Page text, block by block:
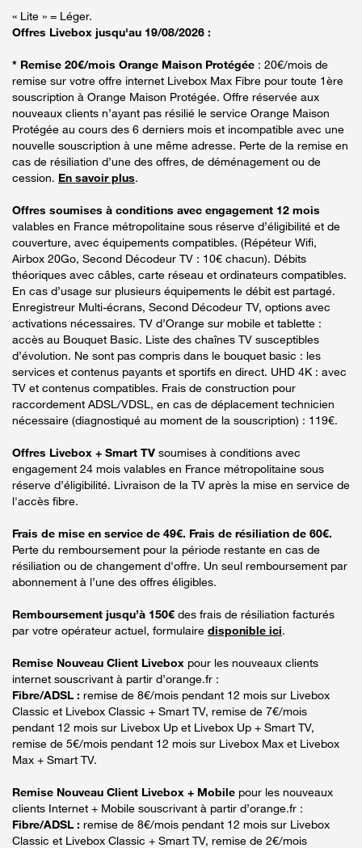
« Lite » = Léger.
Offres Livebox jusqu'au 19/08/2026 :
* Remise 20€/mois Orange Maison Protégée : 20€/mois de
remise sur votre offre internet Livebox Max Fibre pour toute 1ère
souscription à Orange Maison Protégée. Offre réservée aux
nouveaux clients n’ayant pas résilié le service Orange Maison
Protégée au cours des 6 derniers mois et incompatible avec une
nouvelle souscription à une même adresse. Perte de la remise en
cas de résiliation d’une des offres, de déménagement ou de
cession. En savoir plus.
Offres soumises à conditions avec engagement 12 mois
valables en France métropolitaine sous réserve d’éligibilité et de
couverture, avec équipements compatibles. (Répéteur Wifi,
Airbox 20Go, Second Décodeur TV : 10€ chacun). Débits
théoriques avec câbles, carte réseau et ordinateurs compatibles.
En cas d’usage sur plusieurs équipements le débit est partagé.
Enregistreur Multi-écrans, Second Décodeur TV, options avec
activations nécessaires. TV d’Orange sur mobile et tablette :
accès au Bouquet Basic. Liste des chaînes TV susceptibles
d’évolution. Ne sont pas compris dans le bouquet basic : les
services et contenus payants et sportifs en direct. UHD 4K : avec
TV et contenus compatibles. Frais de construction pour
raccordement ADSL/VDSL, en cas de déplacement technicien
nécessaire (diagnostiqué au moment de la souscription) : 119€.
Offres Livebox + Smart TV soumises à conditions avec
engagement 24 mois valables en France métropolitaine sous
réserve d’éligibilité. Livraison de la TV après la mise en service de
l'accès fibre.
Frais de mise en service de 49€. Frais de résiliation de 60€.
Perte du remboursement pour la période restante en cas de
résiliation ou de changement d'offre. Un seul remboursement par
abonnement à l’une des offres éligibles.
Remboursement jusqu’à 150€ des frais de résiliation facturés
par votre opérateur actuel, formulaire disponible ici.
Remise Nouveau Client Livebox pour les nouveaux clients
internet souscrivant à partir d’orange.fr :
Fibre/ADSL : remise de 8€/mois pendant 12 mois sur Livebox
Classic et Livebox Classic + Smart TV, remise de 7€/mois
pendant 12 mois sur Livebox Up et Livebox Up + Smart TV,
remise de 5€/mois pendant 12 mois sur Livebox Max et Livebox
Max + Smart TV.
Remise Nouveau Client Livebox + Mobile pour les nouveaux
clients Internet + Mobile souscrivant à partir d’orange.fr :
Fibre/ADSL : remise de 8€/mois pendant 12 mois sur Livebox
Classic et Livebox Classic + Smart TV, remise de 2€/mois